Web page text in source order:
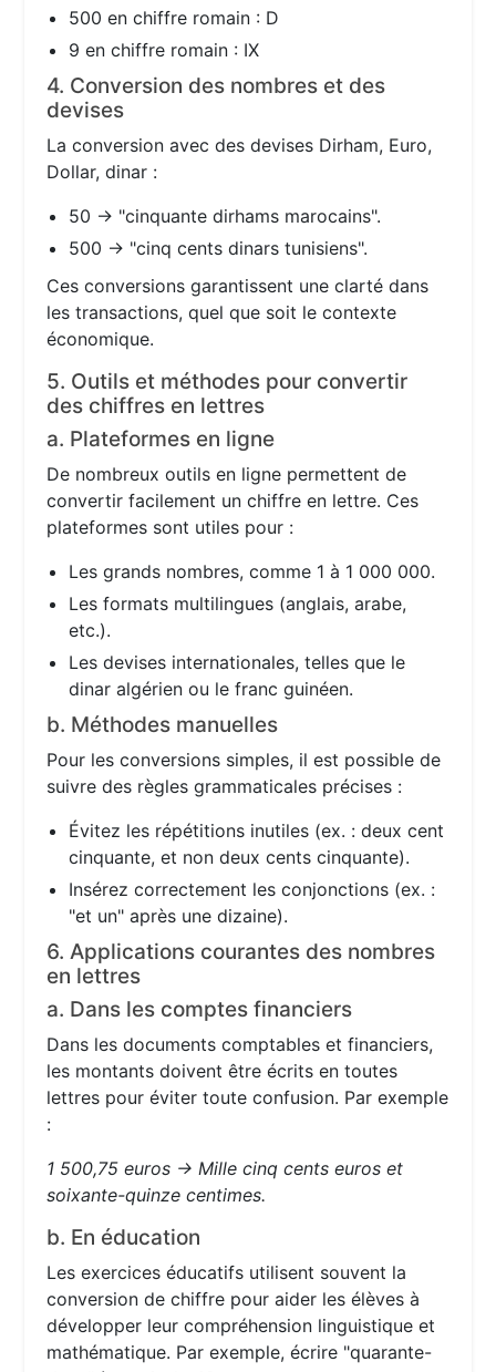
500 en chiffre romain : D
9 en chiffre romain : IX
4. Conversion des nombres et des
devises
La conversion avec des devises Dirham, Euro,
Dollar, dinar :
50 → "cinquante dirhams marocains".
500 → "cinq cents dinars tunisiens".
Ces conversions garantissent une clarté dans
les transactions, quel que soit le contexte
économique.
5. Outils et méthodes pour convertir
des chiffres en lettres
a. Plateformes en ligne
De nombreux outils en ligne permettent de
convertir facilement un chiffre en lettre. Ces
plateformes sont utiles pour :
Les grands nombres, comme 1 à 1 000 000.
Les formats multilingues (anglais, arabe,
etc.).
Les devises internationales, telles que le
dinar algérien ou le franc guinéen.
b. Méthodes manuelles
Pour les conversions simples, il est possible de
suivre des règles grammaticales précises :
Évitez les répétitions inutiles (ex. : deux cent
cinquante, et non deux cents cinquante).
Insérez correctement les conjonctions (ex. :
"et un" après une dizaine).
6. Applications courantes des nombres
en lettres
a. Dans les comptes financiers
Dans les documents comptables et financiers,
les montants doivent être écrits en toutes
lettres pour éviter toute confusion. Par exemple
:
1 500,75 euros → Mille cinq cents euros et
soixante-quinze centimes.
b. En éducation
Les exercices éducatifs utilisent souvent la
conversion de chiffre pour aider les élèves à
développer leur compréhension linguistique et
mathématique. Par exemple, écrire "quarante-